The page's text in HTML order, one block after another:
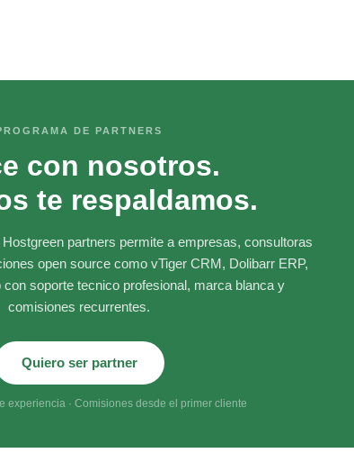
DE PARTNERS
con nosotros.
te respaldamos.
partners permite a empresas, consultoras
open source como vTiger CRM, Dolibarr ERP,
soporte tecnico profesional, marca blanca y
comisiones recurrentes.
Quiero ser partner
experiencia · Comisiones desde el primer cliente